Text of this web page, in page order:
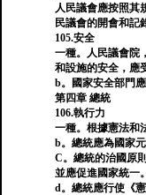
人民議會應按照其
民議會的開會和記
105.安全
一種。人民議會院
和設施的安全，應
b。國家安全部門
第四章 總統
106.執行力
一種。根據憲法和
b。總統應為國家
C。總統的治國原
並應促進國家統一。
d。總統應行使《